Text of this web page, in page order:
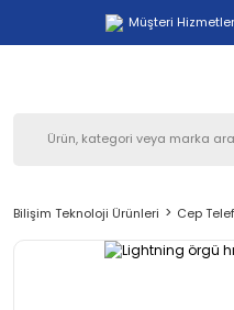
Müşteri
Bilişim Teknoloji Ürünleri Cep